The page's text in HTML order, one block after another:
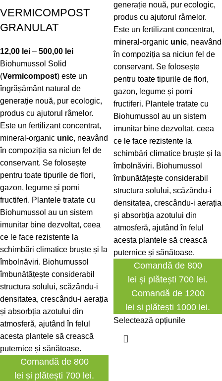
VERMICOMPOST
GRANULAT
12,00 lei – 500,00 lei
Biohumussol Solid
(Vermicompost) este un
îngrășământ natural de
generație nouă, pur ecologic,
produs cu ajutorul râmelor.
Este un fertilizant concentrat,
mineral-organic unic, neavând
în compoziția sa niciun fel de
conservant. Se folosește
pentru toate tipurile de flori,
gazon, legume și pomi
fructiferi. Plantele tratate cu
Biohumussol au un sistem
imunitar bine dezvoltat, ceea
ce le face rezistente la
schimbări climatice bruște și la
îmbolnăviri. Biohumussol
îmbunătățește considerabil
structura solului, scăzându-i
densitatea, crescându-i aerația
și absorbția azotului din
atmosferă, ajutând în felul
acesta plantele să crească
puternice și sănătoase.
Comandă de 800
lei și plătești 700 lei.
generație nouă, pur ecologic,
produs cu ajutorul râmelor.
Este un fertilizant concentrat,
mineral-organic unic, neavând
în compoziția sa niciun fel de
conservant. Se folosește
pentru toate tipurile de flori,
gazon, legume și pomi
fructiferi. Plantele tratate cu
Biohumussol au un sistem
imunitar bine dezvoltat, ceea
ce le face rezistente la
schimbări climatice bruște și la
îmbolnăviri. Biohumussol
îmbunătățește considerabil
structura solului, scăzându-i
densitatea, crescându-i aerația
și absorbția azotului din
atmosferă, ajutând în felul
acesta plantele să crească
puternice și sănătoase.
Comandă de 800
lei și plătești 700 lei.
Comandă de 1200
lei și plătești 1000 lei.
Selectează opțiunile